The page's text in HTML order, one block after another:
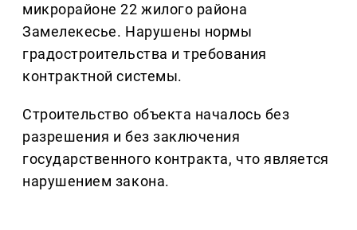
микрорайоне 22 жилого района
Замелекесье. Нарушены нормы
градостроительства и требования
контрактной системы.
Строительство объекта началось без
разрешения и без заключения
государственного контракта, что является
нарушением закона.